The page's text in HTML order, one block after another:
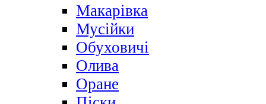
Макарівка
Мусійки
Обуховичі
Олива
Оране